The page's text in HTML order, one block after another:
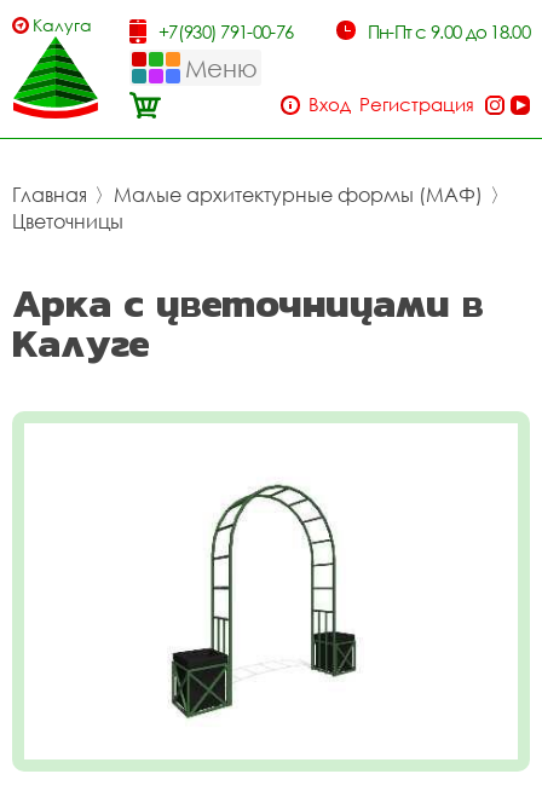
Калуга +7(930) 791-00-76 Пн-Пт с 9.00 до 18.00
Меню
Вход Регистрация
Главная 〉 Малые архитектурные формы (МАФ) 〉
Цветочницы
Арка с цветочницами в
Калуге